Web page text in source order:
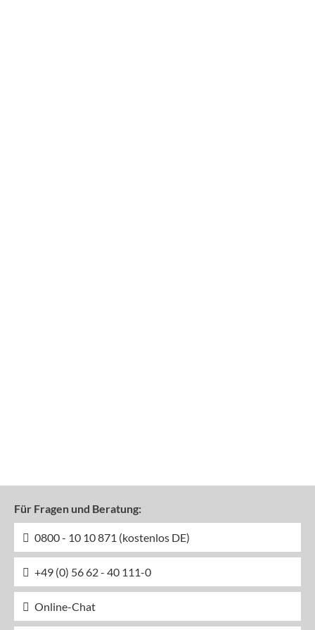
Für Fragen und Beratung:
0800 - 10 10 871 (kostenlos DE)
+49 (0) 56 62 - 40 111-0
Online-Chat